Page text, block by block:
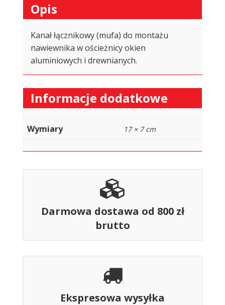
Opis
Kanał łącznikowy (mufa) do montażu
nawiewnika w ościeżnicy okien
aluminiowych i drewnianych.
Informacje dodatkowe
Wymiary 17 × 7 cm
Darmowa dostawa od 800 zł
brutto
Ekspresowa wysyłka